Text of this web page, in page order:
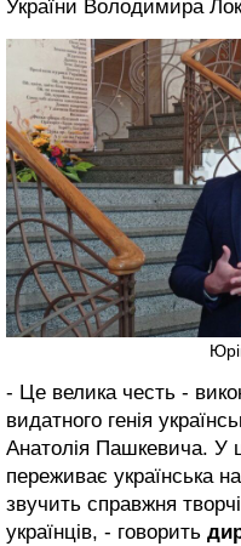
України Володимира
- Це велика честь -
видатного генія
Анатолія Пашкевича. У
переживає українська
звучить справжня
українців, - говорить